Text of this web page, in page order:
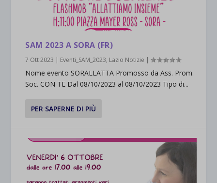
SAM 2023 A SORA (FR)
7 Ott 2023 | Eventi_SAM_2023, Lazio Notizie |
Nome evento SORALLATTA Promosso da Ass. Prom.
Soc. CON TE Dal 08/10/2023 al 08/10/2023 Tipo di...
PER SAPERNE DI PIÙ